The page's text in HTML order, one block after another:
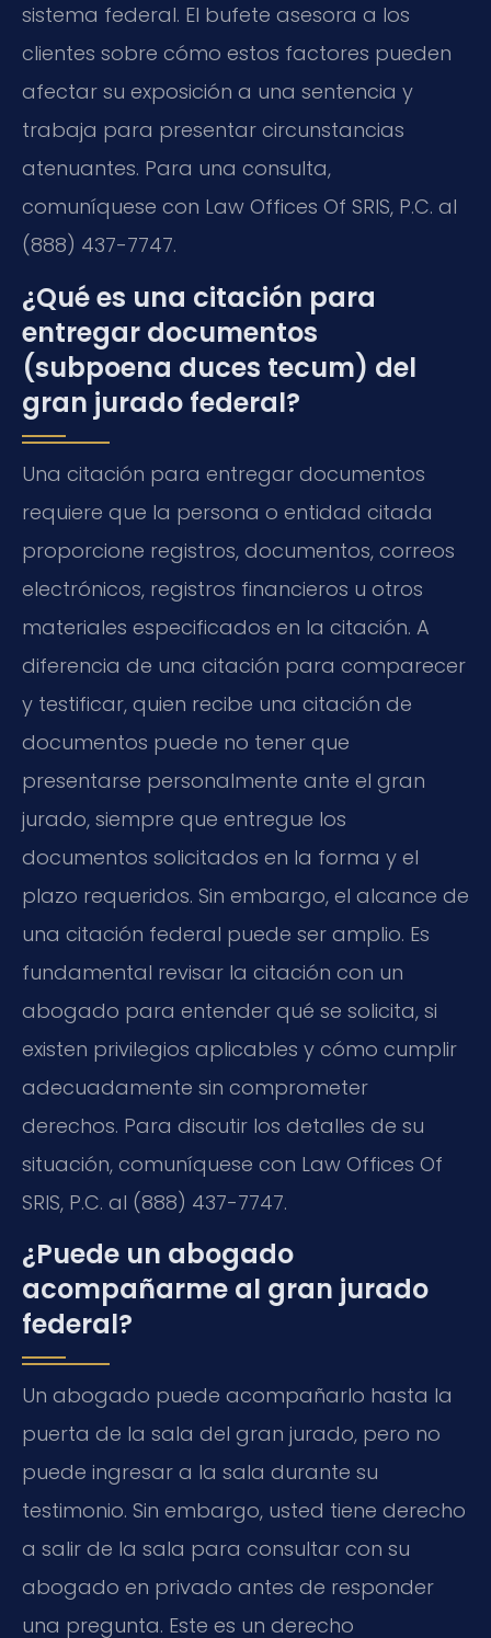
sistema federal. El bufete asesora a los
clientes sobre cómo estos factores pueden
afectar su exposición a una sentencia y
trabaja para presentar circunstancias
atenuantes. Para una consulta,
comuníquese con Law Offices Of SRIS, P.C. al
(888) 437-7747.
¿Qué es una citación para
entregar documentos
(subpoena duces tecum) del
gran jurado federal?
Una citación para entregar documentos
requiere que la persona o entidad citada
proporcione registros, documentos, correos
electrónicos, registros financieros u otros
materiales especificados en la citación. A
diferencia de una citación para comparecer
y testificar, quien recibe una citación de
documentos puede no tener que
presentarse personalmente ante el gran
jurado, siempre que entregue los
documentos solicitados en la forma y el
plazo requeridos. Sin embargo, el alcance de
una citación federal puede ser amplio. Es
fundamental revisar la citación con un
abogado para entender qué se solicita, si
existen privilegios aplicables y cómo cumplir
adecuadamente sin comprometer
derechos. Para discutir los detalles de su
situación, comuníquese con Law Offices Of
SRIS, P.C. al (888) 437-7747.
¿Puede un abogado
acompañarme al gran jurado
federal?
Un abogado puede acompañarlo hasta la
puerta de la sala del gran jurado, pero no
puede ingresar a la sala durante su
testimonio. Sin embargo, usted tiene derecho
a salir de la sala para consultar con su
abogado en privado antes de responder
una pregunta. Este es un derecho